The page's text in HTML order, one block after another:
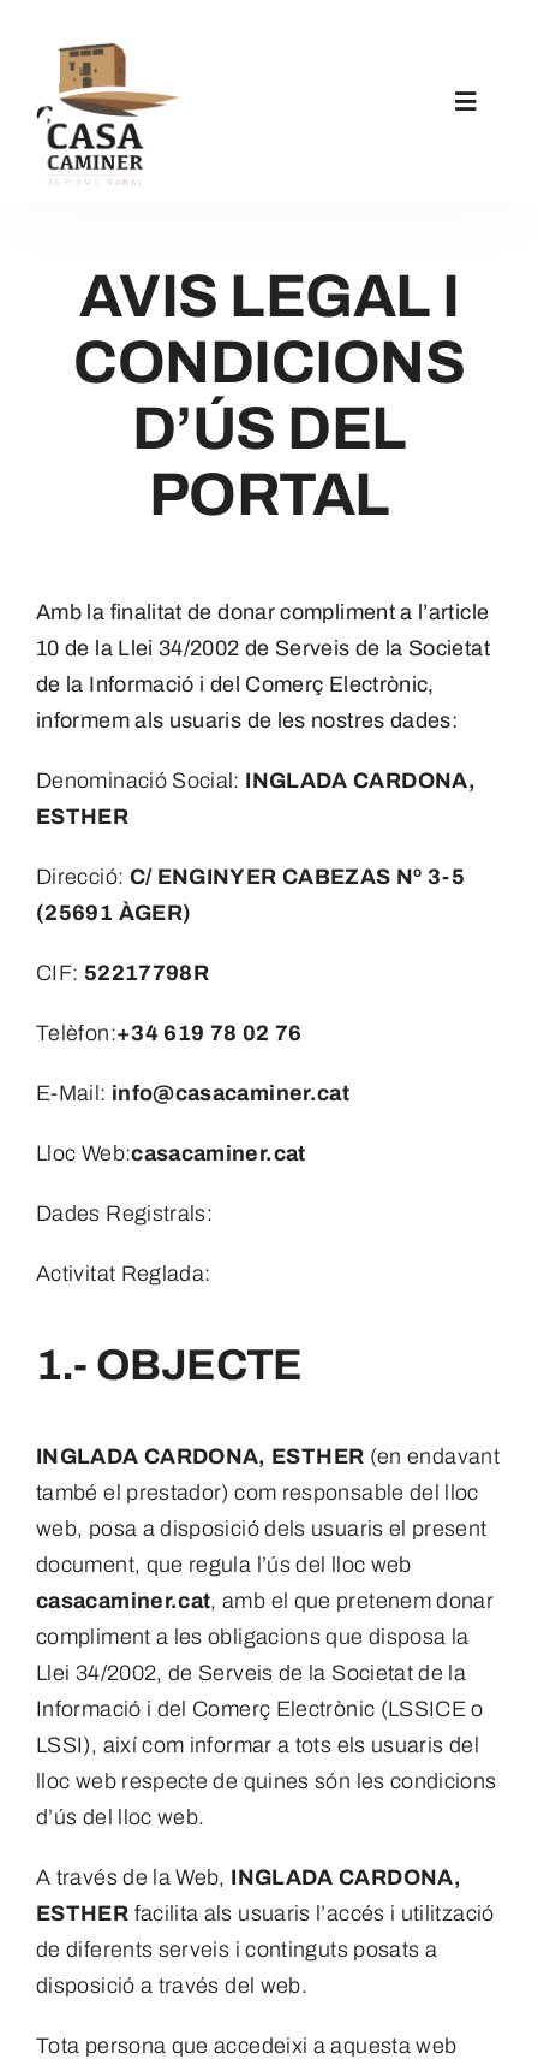
content
Toggle
La Casa
Apartaments
Reserva
AVIS LEGAL I
CONDICIONS
D’ÚS DEL
PORTAL
Amb la finalitat de donar compliment a l’article
10 de la Llei 34/2002 de Serveis de la Societat
de la Informació i del Comerç Electrònic,
informem als usuaris de les nostres dades:
Denominació Social: INGLADA CARDONA,
ESTHER
Direcció: C/ ENGINYER CABEZAS Nº 3-5
(25691 ÀGER)
CIF: 52217798R
Telèfon:+34 619 78 02 76
E-Mail: info@casacaminer.cat
Lloc Web:casacaminer.cat
Dades Registrals:
Activitat Reglada:
1.- OBJECTE
INGLADA CARDONA, ESTHER (en endavant
també el prestador) com responsable del lloc
web, posa a disposició dels usuaris el present
document, que regula l’ús del lloc web
casacaminer.cat, amb el que pretenem donar
compliment a les obligacions que disposa la
Llei 34/2002, de Serveis de la Societat de la
Informació i del Comerç Electrònic (LSSICE o
LSSI), així com informar a tots els usuaris del
lloc web respecte de quines són les condicions
d’ús del lloc web.
A través de la Web, INGLADA CARDONA,
ESTHER facilita als usuaris l’accés i utilització
de diferents serveis i continguts posats a
disposició a través del web.
Tota persona que accedeixi a aquesta web